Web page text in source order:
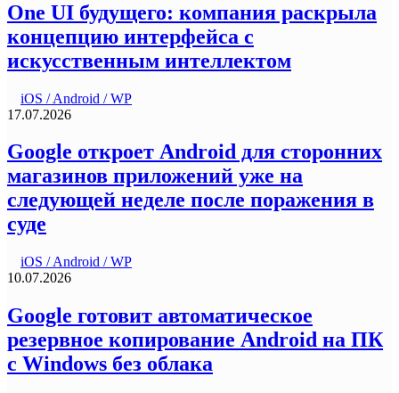
One UI будущего: компания раскрыла
концепцию интерфейса с
искусственным интеллектом
iOS / Android / WP
17.07.2026
Google откроет Android для сторонних
магазинов приложений уже на
следующей неделе после поражения в
суде
iOS / Android / WP
10.07.2026
Google готовит автоматическое
резервное копирование Android на ПК
с Windows без облака